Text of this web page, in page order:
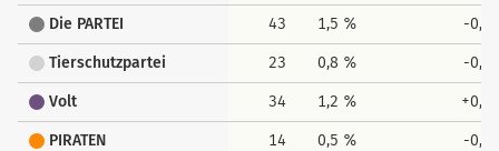
Die PARTEI 43 1,5 % -0,4
Tierschutzpartei 23 0,8 % -0,0
Volt 34 1,2 % +0,8
PIRATEN 14 0,5 % -0,1